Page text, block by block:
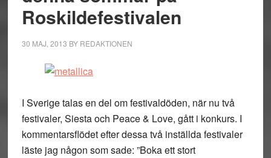
Roskildefestivalen
30 MAJ, 2013 BY REDAKTIONEN
I Sverige talas en del om festivaldöden, när nu två
festivaler, Siesta och Peace & Love, gått i konkurs. I
kommentarsflödet efter dessa två inställda festivaler
läste jag någon som sade: ”Boka ett stort